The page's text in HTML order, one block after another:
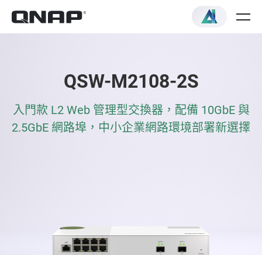
QSW-M2108-2S
入門款 L2 Web 管理型交換器，配備 10GbE 與
2.5GbE 網路埠，中小企業網路環境部署新選擇